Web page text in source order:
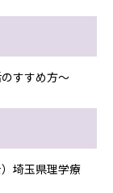
すすめ方～
埼玉県理学療